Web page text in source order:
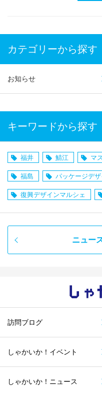
カテゴリーから探す
お知らせ
キーワードから探す
福井 鯖江 マ
福島 パッケージデザ
復興デザインマルシェ
ニュー
し
訪問ブログ
しゃかいか！イベント
しゃかいか！ニュース